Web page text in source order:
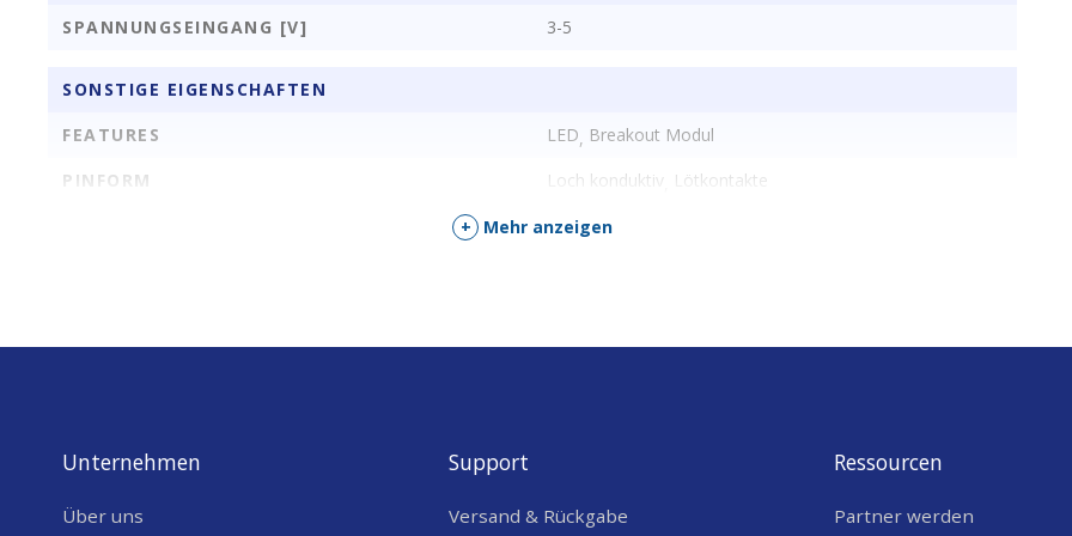
SPANNUNGSEINGANG [V]
3-5
SONSTIGE EIGENSCHAFTEN
FEATURES
LED, Breakout Modul
PINFORM
Loch konduktiv
Lötkontakte
40 mA
+ Mehr anzeigen
Unternehmen
Über uns
Support
Versand & Rückgabe
Ressourcen
Partner werden